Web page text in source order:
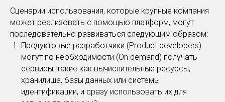
Сценарии использования, которые крупные компания
может реализовать с помощью платформ, могут
последовательно развиваться следующим образом:
Продуктовые разработчики (Product developers)
могут по необходимости (On demand) получать
сервисы, такие как вычислительные ресурсы,
хранилища, базы данных или системы
идентификации, и сразу использовать их для